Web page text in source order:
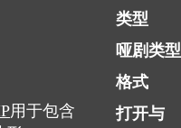
用于包含
类型
哑剧类型
格式
打开与